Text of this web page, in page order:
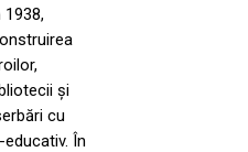
şi
cu
În